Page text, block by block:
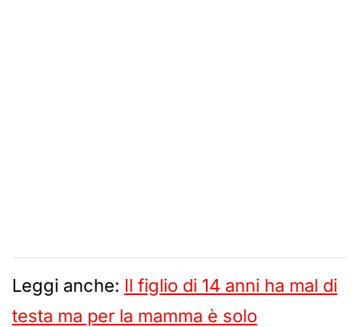
Leggi anche: Il figlio di 14 anni ha mal di
testa ma per la mamma è solo